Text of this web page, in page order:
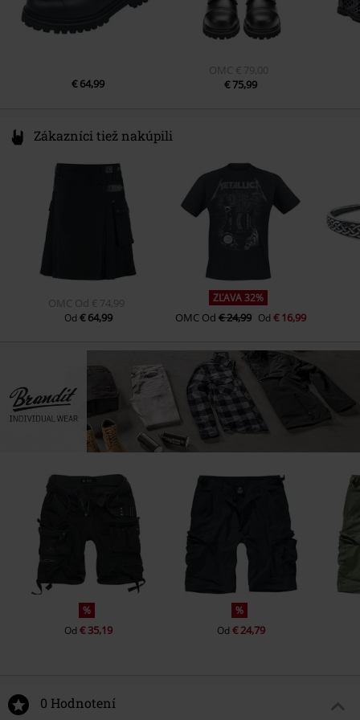
€ 64,99
OMC € 79,00
€ 75,99
Zákazníci tiež nakúpili
OMC Od € 74,99
Od € 64,99
ZĽAVA 32%
OMC Od € 24,99 Od € 16,99
%
Od€ 35,19
%
Od€ 24,79
0 Hodnotení